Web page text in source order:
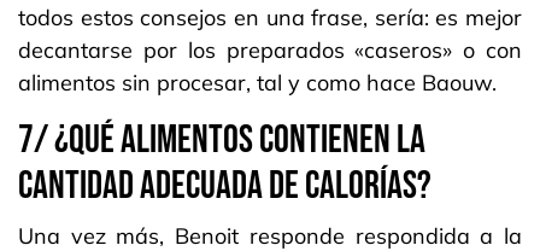
todos estos consejos en una frase, sería: es mejor
decantarse por los preparados «caseros» o con
alimentos sin procesar, tal y como hace Baouw.
7/ ¿QUÉ ALIMENTOS CONTIENEN LA
CANTIDAD ADECUADA DE CALORÍAS?
Una vez más, Benoit responde respondida a la